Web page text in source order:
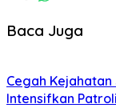
Baca Juga
Cegah
Intensifkan